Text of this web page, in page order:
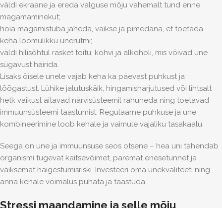
väldi ekraane ja ereda valguse mõju vähemalt tund enne
magamaminekut;
hoia magamistuba jaheda, vaikse ja pimedana, et toetada
keha loomulikku unerütmi;
väldi hilisõhtul rasket toitu, kohvi ja alkoholi, mis võivad une
sügavust häirida.
Lisaks öisele unele vajab keha ka päevast puhkust ja
lõõgastust. Lühike jalutuskäik, hingamisharjutused või lihtsalt
hetk vaikust aitavad närvisüsteemil rahuneda ning toetavad
immuunsüsteemi taastumist. Regulaarne puhkuse ja une
kombineerimine loob kehale ja vaimule vajaliku tasakaalu.
Seega on une ja immuunsuse seos otsene – hea uni tähendab
organismi tugevat kaitsevõimet, paremat enesetunnet ja
väiksemat haigestumisriski. Investeeri oma unekvaliteeti ning
anna kehale võimalus puhata ja taastuda.
Stressi maandamine ja selle mõju